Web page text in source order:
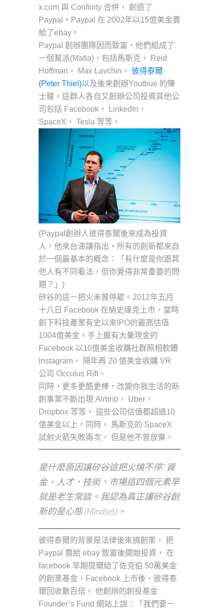
x.com 與 Confinity 合併， 創造了
Paypal。Paypal 在 2002年以15億美金賣
給了ebay。
Paypal 創辦團隊因而致富，他們組成了
ㄧ個幫派(Mafia)，包括馬斯克， Reid
Hoffman， Max Lavchin， 彼得泰爾
(Peter Thiel)以及後來創辦Youtbue 的陳
士駿。這群人各自又創辦公司投資其他公
司包括 Facebook， LinkedIn，
SpaceX， Tesla 等等。
(Paypal創辦人彼得泰爾後來成為投資
人，他來台演講指出，所有的創新都來自
於一個最基本的概念：「有什麼是你跟其
他人有不同看法，但你覺得非常重要的問
題？」)
矽谷的這ㄧ把火未曾停歇。2012年五月
十八日 Facebook 在納史達克上市，當時
創下科技產業有史以來IPO的最高估值
1004億美金。手上握有大量現金的
Facebook 以10億美金收購社群照相軟體
Instagram， 隔年再 20 億美金收購 VR
公司 Occulus Rift。
同時，更多更酷更棒，改變你我生活的新
創事業不斷出現 Airbnb， Uber，
Dropbox 等等， 這些公司估值都超過10
億美金以上。同時， 馬斯克的 SpaceX
試射火箭失敗兩次， 但是他不曾放棄。
是什麼原因讓矽谷這把火燒不停? 資
金、人才、技術、市場這四個元素早
就是老生常談。我認為真正讓矽谷創
新的是心態 (Mindset)。
彼得泰爾的背景是法律後來搞創業， 把
Paypal 賣給 ebay 致富後開始投資， 在
facebook 早期提爾給了佐克伯 50萬美金
的創業基金，Facebook 上市後，彼得泰
爾回收數百倍。 他創辦的創投基金
Founder’s Fund 網站上說：「我們要ㄧ